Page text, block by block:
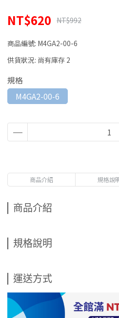
NT$620 NT$992
商品編號: M4GA2-00-6
供貨狀況: 尚有庫存 2
規格
M4GA2-00-6
商品介紹 規格說
商品介紹
規格說明
運送方式